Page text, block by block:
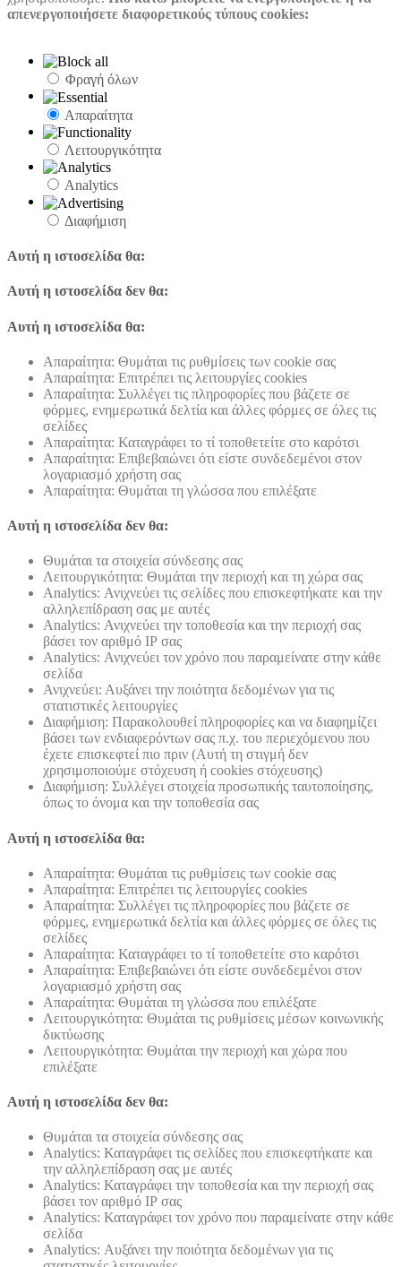
απενεργοποιήσετε διαφορετικούς τύπους cookies:
Φραγή όλων
Απαραίτητα
Λειτουργικότητα
Analytics
Διαφήμιση
Αυτή η ιστοσελίδα θα:
Αυτή η ιστοσελίδα δεν θα:
Αυτή η ιστοσελίδα θα:
Απαραίτητα: Θυμάται τις ρυθμίσεις των cookie σας
Απαραίτητα: Επιτρέπει τις λειτουργίες cookies
Απαραίτητα: Συλλέγει τις πληροφορίες που βάζετε σε
φόρμες, ενημερωτικά δελτία και άλλες φόρμες σε όλες τις
σελίδες
Απαραίτητα: Καταγράφει το τί τοποθετείτε στο καρότσι
Απαραίτητα: Επιβεβαιώνει ότι είστε συνδεδεμένοι στον
λογαριασμό χρήστη σας
Απαραίτητα: Θυμάται τη γλώσσα που επιλέξατε
Αυτή η ιστοσελίδα δεν θα:
Θυμάται τα στοιχεία σύνδεσης σας
Λειτουργικότητα: Θυμάται την περιοχή και τη χώρα σας
Analytics: Ανιχνεύει τις σελίδες που επισκεφτήκατε και την
αλληλεπίδραση σας με αυτές
Analytics: Ανιχνεύει την τοποθεσία και την περιοχή σας
βάσει τον αριθμό ΙΡ σας
Analytics: Ανιχνεύει τον χρόνο που παραμείνατε στην κάθε
σελίδα
Ανιχνεύει: Αυξάνει την ποιότητα δεδομένων για τις
στατιστικές λειτουργίες
Διαφήμιση: Παρακολουθεί πληροφορίες και να διαφημίζει
βάσει των ενδιαφερόντων σας π.χ. του περιεχόμενου που
έχετε επισκεφτεί πιο πριν (Αυτή τη στιγμή δεν
χρησιμοποιούμε στόχευση ή cookies στόχευσης)
Διαφήμιση: Συλλέγει στοιχεία προσωπικής ταυτοποίησης,
όπως το όνομα και την τοποθεσία σας
Αυτή η ιστοσελίδα θα:
Απαραίτητα: Θυμάται τις ρυθμίσεις των cookie σας
Απαραίτητα: Επιτρέπει τις λειτουργίες cookies
Απαραίτητα: Συλλέγει τις πληροφορίες που βάζετε σε
φόρμες, ενημερωτικά δελτία και άλλες φόρμες σε όλες τις
σελίδες
Απαραίτητα: Καταγράφει το τί τοποθετείτε στο καρότσι
Απαραίτητα: Επιβεβαιώνει ότι είστε συνδεδεμένοι στον
λογαριασμό χρήστη σας
Απαραίτητα: Θυμάται τη γλώσσα που επιλέξατε
Λειτουργικότητα: Θυμάται τις ρυθμίσεις μέσων κοινωνικής
δικτύωσης
Λειτουργικότητα: Θυμάται την περιοχή και χώρα που
επιλέξατε
Αυτή η ιστοσελίδα δεν θα:
Θυμάται τα στοιχεία σύνδεσης σας
Analytics: Καταγράφει τις σελίδες που επισκεφτήκατε και
την αλληλεπίδραση σας με αυτές
Analytics: Καταγράφει την τοποθεσία και την περιοχή σας
βάσει τον αριθμό ΙΡ σας
Analytics: Καταγράφει τον χρόνο που παραμείνατε στην κάθε
σελίδα
Analytics: Αυξάνει την ποιότητα δεδομένων για τις